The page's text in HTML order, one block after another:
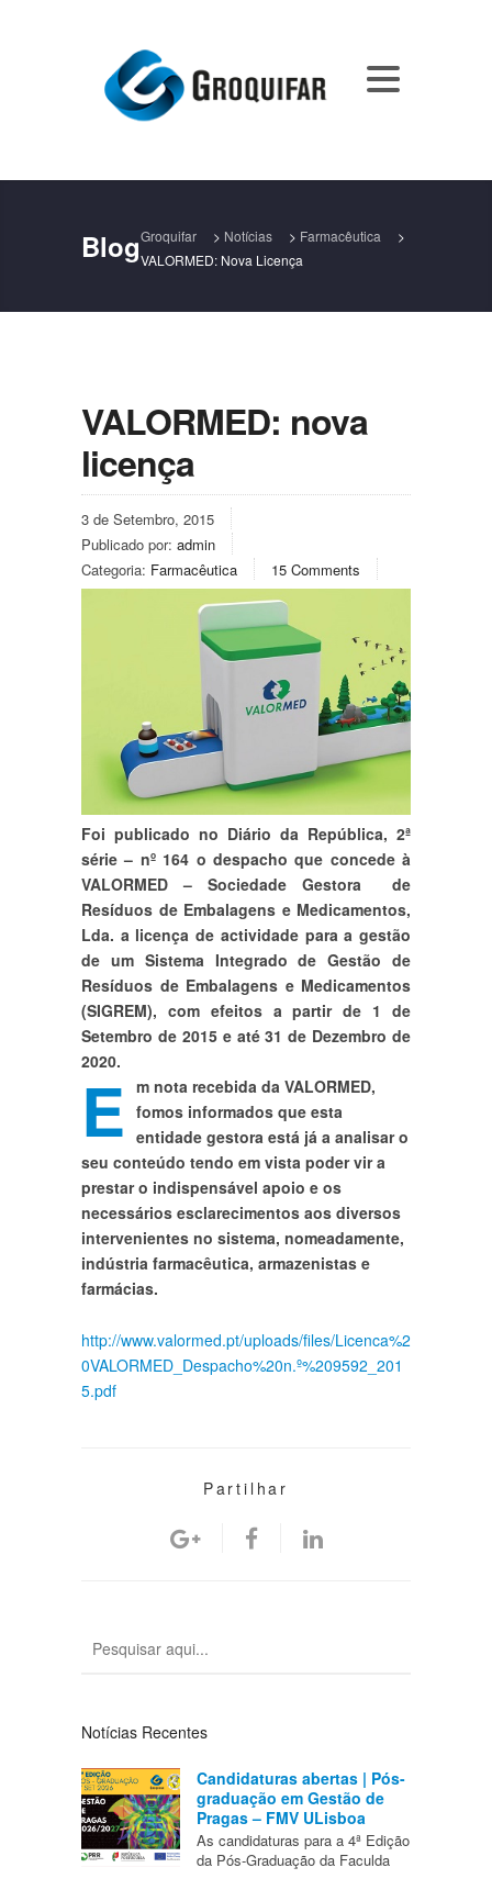
BlogGroquifar > Notícias > Farmacêutica
>
VALORMED: Nova Licença
VALORMED: nova
licença
3 de Setembro, 2015
Publicado por: admin
Categoria: Farmacêutica 15 Comments
Foi publicado no Diário da República, 2ª
série – nº 164 o despacho que concede à
VALORMED – Sociedade Gestora de
Resíduos de Embalagens e Medicamentos,
Lda. a licença de actividade para a gestão
de um Sistema Integrado de Gestão de
Resíduos de Embalagens e Medicamentos
(SIGREM), com efeitos a partir de 1 de
Setembro de 2015 e até 31 de Dezembro de
2020.
E m nota recebida da VALORMED,
fomos informados que esta
entidade gestora está já a analisar o
seu conteúdo tendo em vista poder vir a
prestar o indispensável apoio e os
necessários esclarecimentos aos diversos
intervenientes no sistema, nomeadamente,
indústria farmacêutica, armazenistas e
farmácias.
http://www.valormed.pt/uploads/files/Licenca%2
0VALORMED_Despacho%20n.º%209592_201
5.pdf
Partilhar
Notícias Recentes
Candidaturas abertas | Pós-
graduação em Gestão de
Pragas – FMV ULisboa
As candidaturas para a 4ª Edição
da Pós-Graduação da Faculda